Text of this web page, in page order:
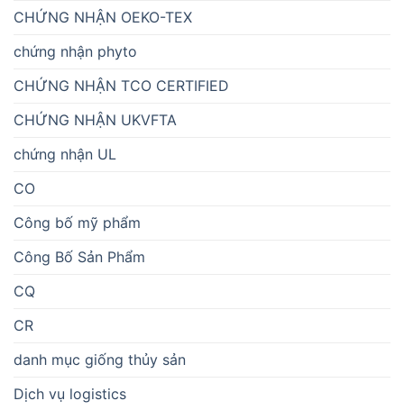
CHỨNG NHẬN OEKO-TEX
chứng nhận phyto
CHỨNG NHẬN TCO CERTIFIED
CHỨNG NHẬN UKVFTA
chứng nhận UL
CO
Công bố mỹ phẩm
Công Bố Sản Phẩm
CQ
CR
danh mục giống thủy sản
Dịch vụ logistics